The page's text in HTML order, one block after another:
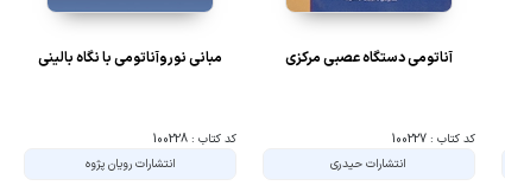
آناتومی دستگاه عصبی مرکزی
کد کتاب : 100227
انتشارات حیدری
مبانی نوروآناتومی با نگاه بالینی
کد کتاب : 100228
انتشارات رویان پژوه